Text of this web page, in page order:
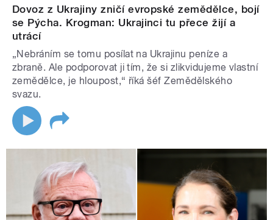
Dovoz z Ukrajiny zničí evropské zemědělce, bojí
se Pýcha. Krogman: Ukrajinci tu přece žijí a
utrácí
„Nebráním se tomu posílat na Ukrajinu peníze a
zbraně. Ale podporovat ji tím, že si zlikvidujeme vlastní
zemědělce, je hloupost,“ říká šéf Zemědělského
svazu.